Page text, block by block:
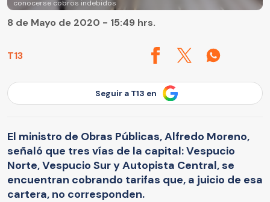
conocerse cobros indebidos
T13
8 de Mayo de 2020 - 15:49 hrs.
Seguir a T13 en
El ministro de Obras Públicas, Alfredo Moreno,
señaló que tres vías de la capital: Vespucio
Norte, Vespucio Sur y Autopista Central, se
encuentran cobrando tarifas que, a juicio de esa
cartera, no corresponden.